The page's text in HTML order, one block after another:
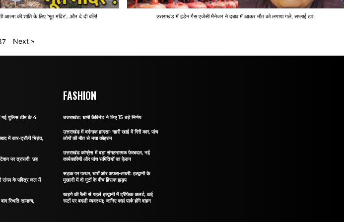
आत्मा की शांति के लिए 'भूत मंदिर'...और दे दी बलि! उत्तराखंड में इंडेन गैस एजेंसी मैनेजर ने दबाव में आकर मौत को लगाया गले, सप्लाई ठप!
Next »
गई पुलिस टीम के 4
में कार-ट्रॉली भिड़ंत,
पर त्रासदी: छह
संगम के पवित्र जल में
स्थिति सामान्य,
FASHION
उत्तराखंडः धामी कैबिनेट ने लिए 15 बड़े निर्णय
उत्तराखंड में दर्दनाक हादसाः गहरी खाई में गिरी कार, पांच
लोगों की मौत से मचा कोहराम
उत्तराखंड कांग्रेस में बड़ा संगठनात्मक फेरबदल, नई
कार्यकारिणी और पांच समितियों का ऐलान
सड़क पर पत्थर, चारों ओर अफरा-तफरीः हल्द्वानी के
मुखानी में दो गुटों के बीच हिंसक झड़प
खड़गे की रैली से पहले हल्द्वानी में ट्रैफिक अलर्ट, कई
रूटों पर बदली व्यवस्था; जानिए कहां पार्क होंगे वाहन